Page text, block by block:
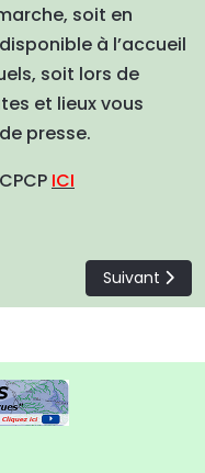
soit en
à l’accueil
soit lors de
et lieux vous
presse.
ICI
des Autorisations
Article
Suivant